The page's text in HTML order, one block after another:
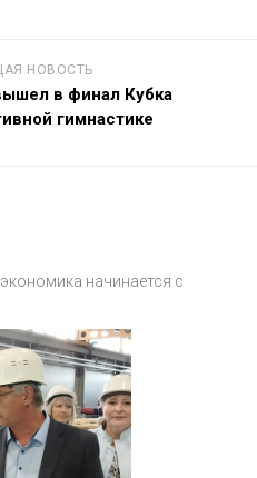
НОВОСТЬ
в финал Кубка
гимнастике
начинается с